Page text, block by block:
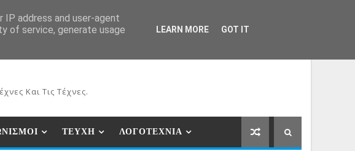
ΣΥΝΕΡΓΑΤΕΣ
Και Τις Τέχνες.
ΤΕΥΧΗ ΛΟΓΟΤΕΧΝΙΑ
address and user-agent
of service, generate usage
LEARN MORE GOT IT